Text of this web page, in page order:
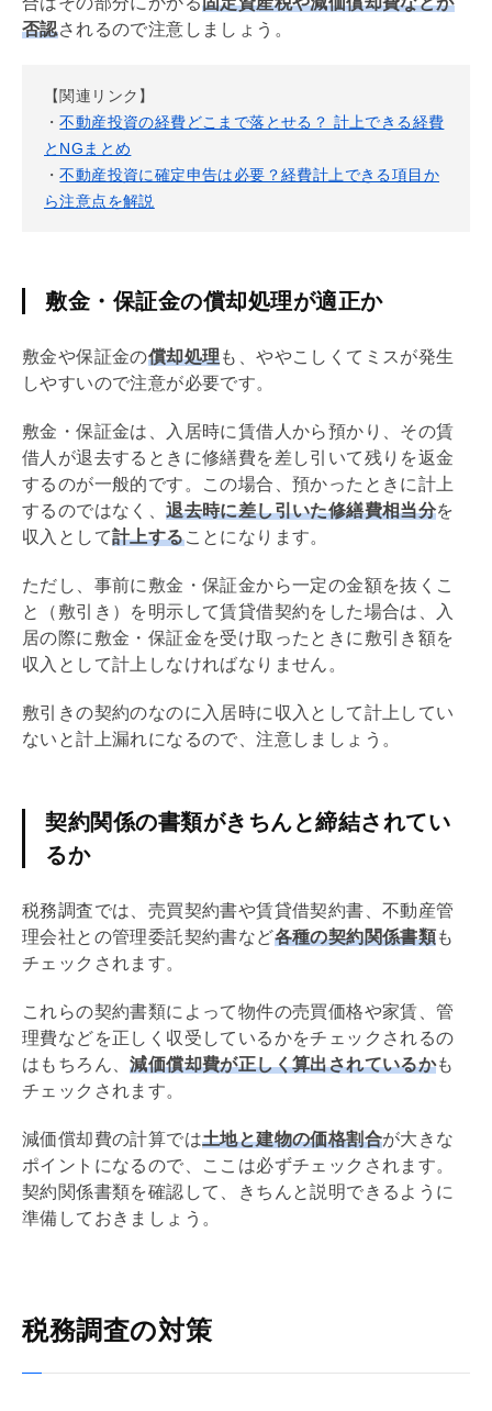
否認されるので注意しましょう。
【関連リンク】
・不動産投資の経費どこまで落とせる？ 計上できる経費
とNGまとめ
・不動産投資に確定申告は必要？経費計上できる項目か
ら注意点を解説
敷金・保証金の償却処理が適正か
敷金や保証金の償却処理も、ややこしくてミスが発生
しやすいので注意が必要です。
敷金 ・保証金は、入居時に賃借人から預かり、その賃
借人が退去するときに修繕費を差し引いて残りを返金
するのが一般的です。この場合、預かったときに計上
するのではなく、退去時に差し引いた修繕費相当分を
収入として計上することになります。
ただし、事前に 敷金 ・保証金から一定の金額を抜くこ
と（敷引き）を明示して賃貸借契約をした場合は、入
居の際に 敷金 ・保証金を受け取ったときに敷引き額を
収入として計上しなければなりません。
敷引きの契約のなのに入居時に収入として計上してい
ないと計上漏れになるので、注意しましょう。
契約関係の書類がきちんと締結されてい
るか
税務調査では、 売買契約書や賃貸借契約書、不動産管
理会社との管理委託契約書など各種の契約関係書類も
チェックされます。
これらの契約書類によって物件の売買価格や家賃、管
理費などを正しく収受しているかをチェックされるの
はもちろん、減価償却費が正しく算出されているかも
チェックされます。
減価償却費の計算では土地と建物の価格割合が大きな
ポイントになるので、ここは必ずチェックされます。
契約関係書類を確認して、きちんと説明できるように
準備しておきましょう。
税務調査の対策